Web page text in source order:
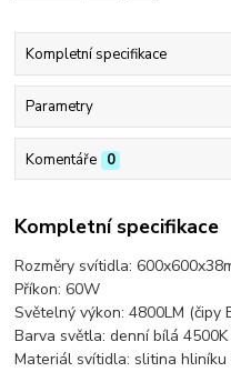
Kompletní specifikace
Parametry
Komentáře 0
Kompletní specifikace
Rozměry svítidla:
Příkon: 60W
Světelný výkon: 4800LM (čipy
Barva světla: denní bílá 4500K
Materiál svítidla: slitina hliníku